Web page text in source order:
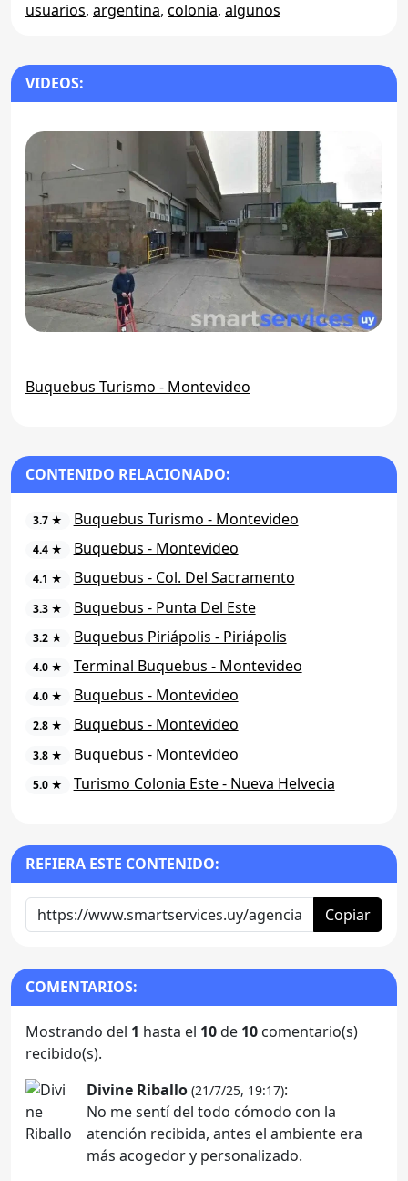
usuarios, argentina, colonia, algunos
VIDEOS:
Buquebus Turismo - Montevideo
CONTENIDO RELACIONADO:
3.7 ★ Buquebus Turismo - Montevideo
4.4 ★ Buquebus - Montevideo
4.1 ★ Buquebus - Col. Del Sacramento
3.3 ★ Buquebus - Punta Del Este
3.2 ★ Buquebus Piriápolis - Piriápolis
4.0 ★ Terminal Buquebus - Montevideo
4.0 ★ Buquebus - Montevideo
2.8 ★ Buquebus - Montevideo
3.8 ★ Buquebus - Montevideo
5.0 ★ Turismo Colonia Este - Nueva Helvecia
REFIERA ESTE CONTENIDO:
Copiar
COMENTARIOS:
Mostrando del 1 hasta el 10de 10 comentario(s)
recibido(s).
Divine Riballo (21/7/25, 19:17):
No me sentí del todo cómodo con la
atención recibida, antes el ambiente era
más acogedor y personalizado.